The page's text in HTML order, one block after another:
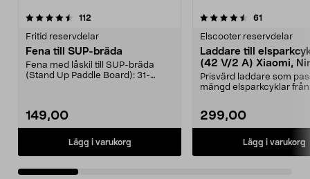
112
Fritid reservdelar
Fena till SUP-bräda
Fena med låskil till SUP-bräda
(Stand Up Paddle Board): 31-
149,00
Lägg i varukorg
4.5 av 5 stjärnor 61
Elscooter reservdelar
Laddare till
(42 V/2 A) Xiaomi,
E-Way m.fl.
Prisvärd laddare som
mängd elsparkcyklar från
299,00
Lägg i varukorg
4.5 av 5 stjärnor